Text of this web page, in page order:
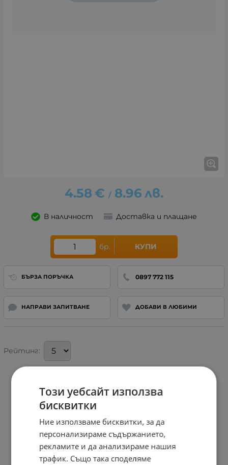
4.58 € / 8.96 лв.
В наличност Доставка и плащане
бр. КУПИ
БЪРЗА ПОРЪЧКА 0897 772 115
НАПРАВИ ЗАПИТВАНЕ ДОБАВИ В ЛЮБИМИ
Рейтинг:
Този уебсайт използва
бисквитки
Ние използваме бисквитки, за да
персонализираме съдържанието,
рекламите и да анализираме нашия
трафик. Също така споделяме